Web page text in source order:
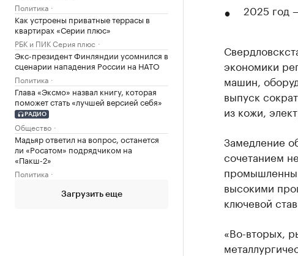
Политика
Как устроены приватные террасы в
квартирах «Серии плюс»
РБК и ПИК Серия плюс
Экс-президент Финляндии усомнился в
сценарии нападения России на НАТО
Политика
Глава «Эксмо» назвал книгу, которая
поможет стать «лучшей версией себя»
РАДИО
Общество
Мадьяр ответил на вопрос, останется
ли «Росатом» подрядчиком на
«Пакш-2»
Политика
Загрузить еще
2025 год
экономики
машин,
выпуск
из кожи,
Замедление
сочетанием
высокими
ключевой
«Во-вторых,